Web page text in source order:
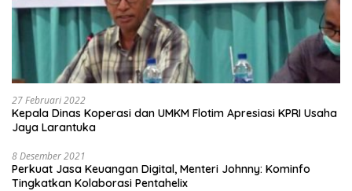
27 Februari 2022
Kepala Dinas Koperasi dan UMKM Flotim Apresiasi KPRI Usaha
Jaya Larantuka
8 Desember 2021
Perkuat Jasa Keuangan Digital, Menteri Johnny: Kominfo
Tingkatkan Kolaborasi Pentahelix